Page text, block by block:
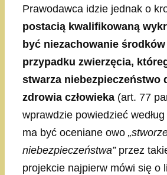
Prawodawca idzie jednak o
postacią kwalifikowaną
być niezachowanie
przypadku zwierzęcia,
stwarza niebezpieczeństwo
zdrowia człowieka (art. 77
wprawdzie powiedzieć
ma być oceniane owo
niebezpieczeństwa”przez
projekcie najpierw mówi się o